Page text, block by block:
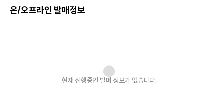
온/오프라인 발매정보
현재 진행중인 발매 정보가 없습니다.